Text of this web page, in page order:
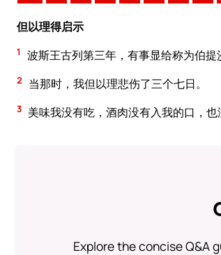
但以理得启示
1 波斯王古列第三年，有事显给称为伯
2 当那时，我但以理悲伤了三个七日。
3 美味我没有吃，酒肉没有入我的口，
Explore the concise Q&A